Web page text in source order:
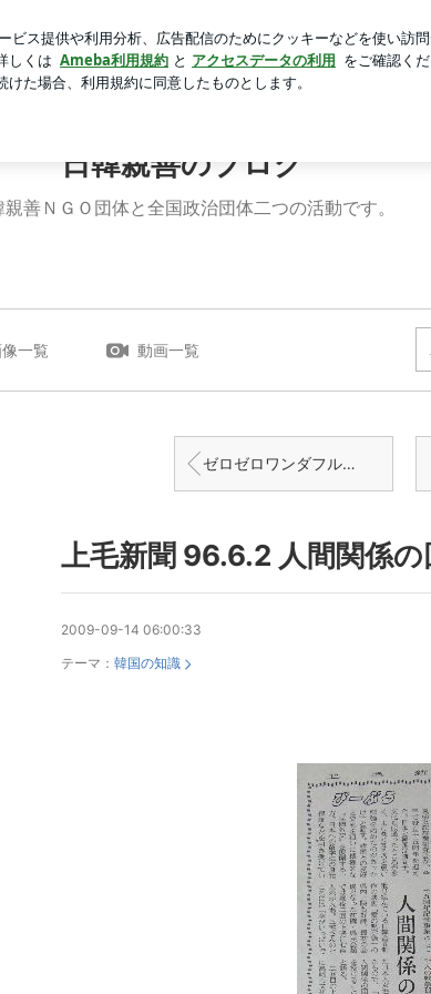
緊張 新規登録
日韓親善のブログ
親善ＮＧＯ団体と全国政治団体二つの活動です。
一覧 動画一覧
ゼロゼロワンダフルと００４１国際電話普及に貢献
上毛新聞 96.6.2 人間関係の
2009-09-14 06:00:33
テーマ： 韓国の知識